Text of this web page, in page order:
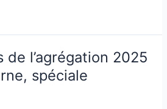
de l’agrégation 2025
spéciale